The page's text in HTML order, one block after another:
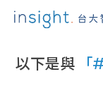
以下是與